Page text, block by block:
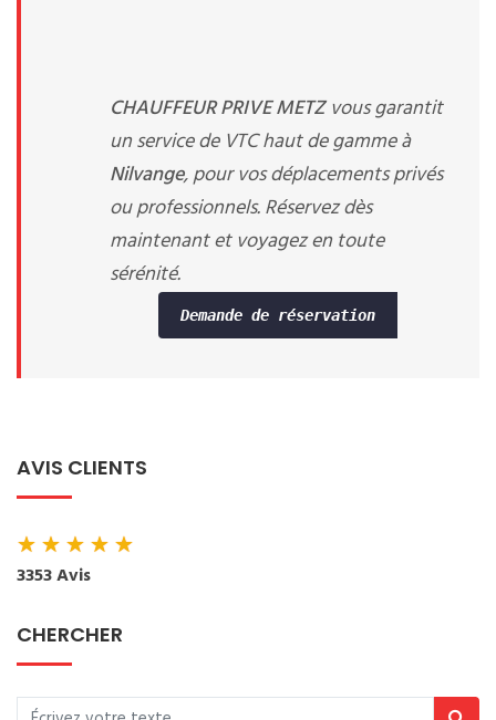
CHAUFFEUR PRIVE METZvous garantit
un service de VTC haut de gamme à
Nilvange, pour vos déplacements privés
ou professionnels. Réservez dès
maintenant et voyagez en toute
sérénité.
Demande de réservation
AVIS CLIENTS
★★★★★
3353 Avis
CHERCHER